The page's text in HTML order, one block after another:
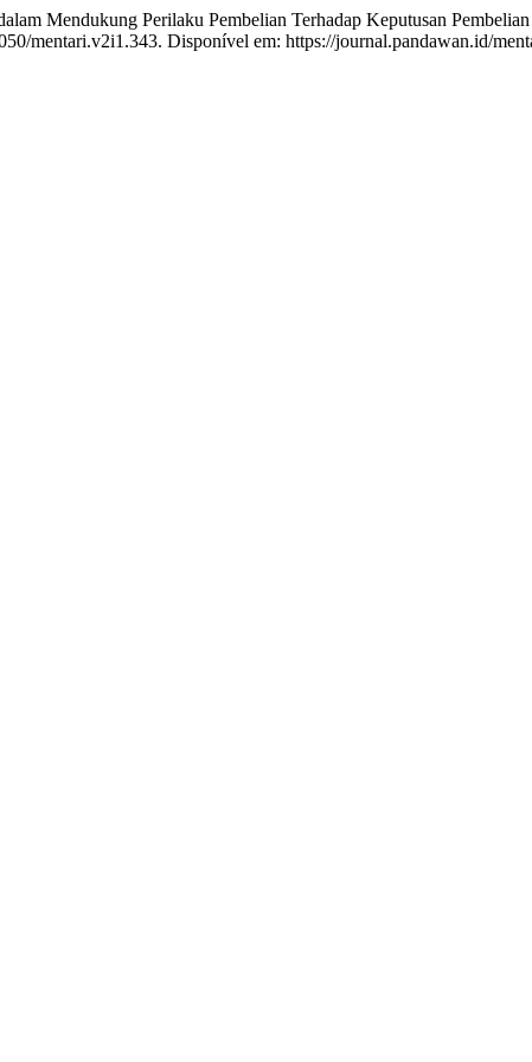
Mendukung Perilaku Pembelian Terhadap Keputusan
mentari.v2i1.343. Disponível em: https://journal.pandawan.id/